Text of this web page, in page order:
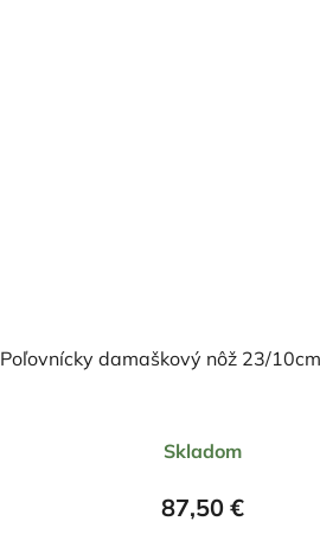
Poľovnícky damaškový nôž 23/
hodnotenie
produktu
Skladom
87,50 €